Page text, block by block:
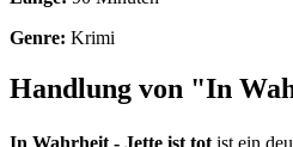
Genre: Krimi
Handlung von "In
In Wahrheit - Jette ist tot ist ein